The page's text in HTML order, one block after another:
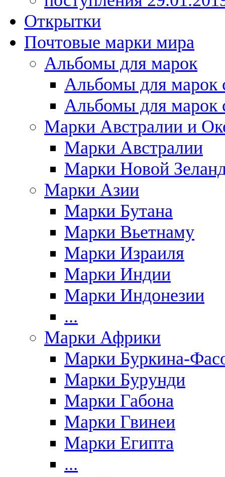
Открытки
Почтовые марки мира
Альбомы для марок
Альбомы для марок
Альбомы для марок
Марки Австралии и
Марки Австралии
Марки Новой
Марки Азии
Марки Бутана
Марки Вьетнаму
Марки Израиля
Марки Индии
Марки Индонезии
...
Марки Африки
Марки Буркина-
Марки Бурунди
Марки Габона
Марки Гвинеи
Марки Египта
...